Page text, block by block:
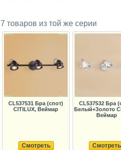
7 товаров из той же серии
CL537531 Бра (спот)
CITILUX, Веймар
Смотреть
CL537532 Бра
Белый+Золото
Веймар
Смотреть